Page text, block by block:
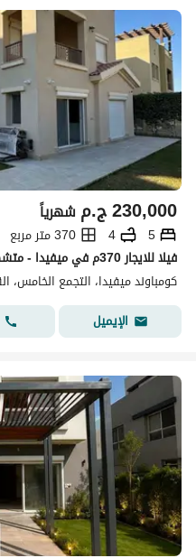
ج.م230,000 شهرياً
5
4
370 متر مربع
كومباوند ميفيدا، التجمع الخامس،
الإيميل